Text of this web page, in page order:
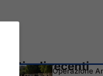
Articoli recenti
Operazione